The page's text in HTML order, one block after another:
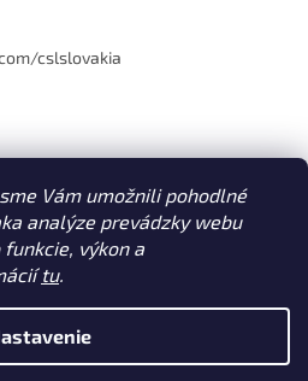
Vám umožnili pohodlné
analýze prevádzky webu
výkon a
tu.
cslslovakia